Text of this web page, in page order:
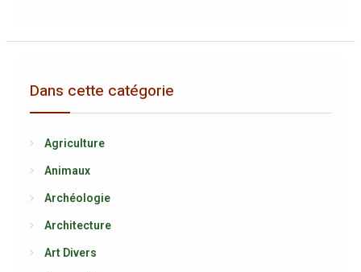
Dans cette catégorie
Agriculture
Animaux
Archéologie
Architecture
Art Divers